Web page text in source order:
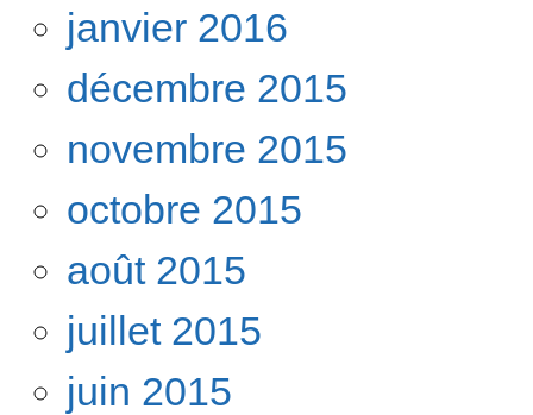
janvier 2016
décembre 2015
novembre 2015
octobre 2015
août 2015
juillet 2015
juin 2015